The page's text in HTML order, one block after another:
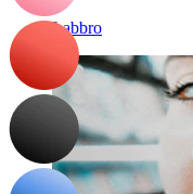
Labbro